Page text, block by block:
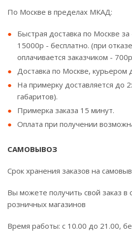
По Москве в пределах МКАД:
Быстрая доставка по Москве
15000р - бесплатно. (при
оплачивается заказчиком -
Доставка по Москве, курьером
На примерку доставляется до
габаритов).
Примерка заказа 15 минут.
Оплата при получении
САМОВЫВОЗ
Срок хранения заказов на
Вы можете получить свой заказ
розничных магазинов
Время работы: с 10.00 до 21.00,